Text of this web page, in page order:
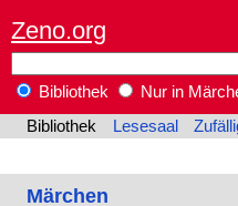
Zeno.org
Bibliothek
Nur in
Bibliothek
Lesesaal
Märchen